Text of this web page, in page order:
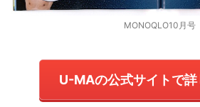
MONOQLO10月号
U-MAの公式サイトで詳